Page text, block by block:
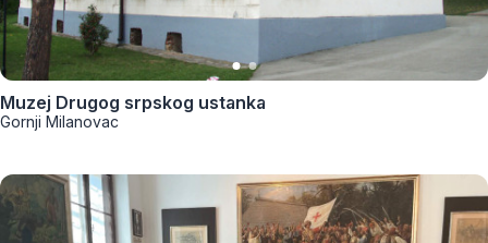
Muzej Drugog srpskog ustanka
Gornji Milanovac